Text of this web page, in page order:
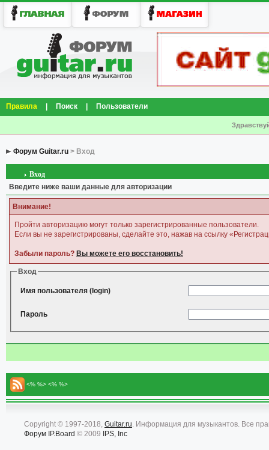
Правила Поиск Пользователи
Форум Guitar.ru > Вход
Вход
Введите ниже ваши данные для авторизации
Внимание!
Пройти авторизацию могут только зарегистрированные пользователи.
Если вы не зарегистрированы, сделайте это, нажав на ссылку
Забыли пароль? Вы можете его восстановить!
Вход
Имя пользователя (login)
Пароль
<% %> <% %>
Copyright © 1997-2018, Guitar.ru. Информация для музыкантов. Все
Форум IP.Board © 2009 IPS, Inc